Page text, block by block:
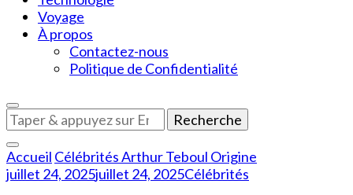
Voyage
À propos
Contactez-nous
Politique de Confidentialité
Vous
recherchiez
quelque
chose
?
Accueil CélébritésArthur Teboul Origine
juillet 24, 2025juillet 24, 2025Célébrités